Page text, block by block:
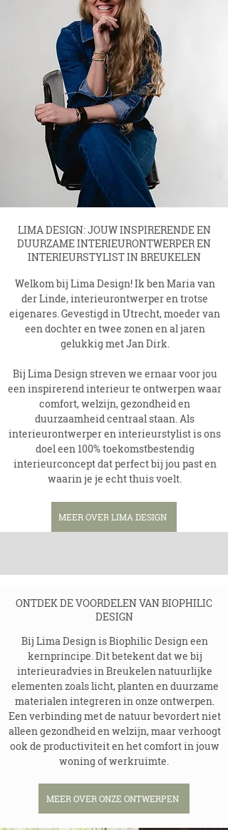
LIMA DESIGN: JOUW INSPIRERENDE EN
DUURZAME INTERIEURONTWERPER EN
INTERIEURSTYLIST IN BREUKELEN
Welkom bij Lima Design! Ik ben Maria van
der Linde, interieurontwerper en trotse
eigenares. Gevestigd in Utrecht, moeder van
een dochter en twee zonen en al jaren
gelukkig met Jan Dirk.
Bij Lima Design streven we ernaar voor jou
een inspirerend interieur te ontwerpen waar
comfort, welzijn, gezondheid en
duurzaamheid centraal staan. Als
interieurontwerper en interieurstylist is ons
doel een 100% toekomstbestendig
interieurconcept dat perfect bij jou past en
waarin je je echt thuis voelt.
MEER OVER LIMA DESIGN
ONTDEK DE VOORDELEN VAN BIOPHILIC
DESIGN
Bij Lima Design is Biophilic Design een
kernprincipe. Dit betekent dat we bij
interieuradvies inBreukelennatuurlijke
elementen zoals licht, planten en duurzame
materialen integreren in onze ontwerpen.
Een verbinding met de natuur bevordert niet
alleen gezondheid en welzijn, maar verhoogt
ook de productiviteit en het comfort in jouw
woning of werkruimte.
MEER OVER ONZE ONTWERPEN